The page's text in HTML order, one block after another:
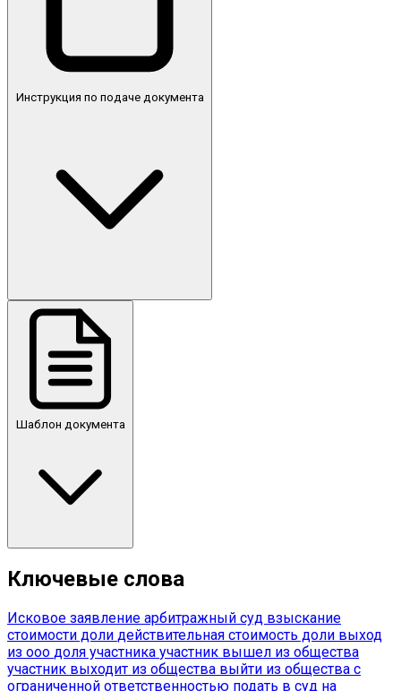
Инструкция по подаче документа
Шаблон документа
Ключевые слова
Исковое заявление арбитражный суд взыскание
стоимости доли действительная стоимость доли выход
из ооо доля участника участник вышел из общества
участник выходит из общества выйти из общества с
ограниченной ответственностью подать в суд на